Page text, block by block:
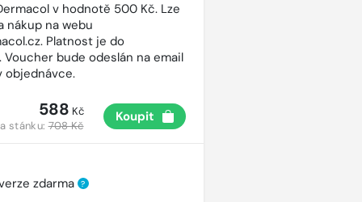
v hodnotě 500 Kč. Lze
nákup na webu
Platnost je do
Voucher bude odeslán na email
objednávce.
588 Kč
stánku:708 Kč
Koupit
zdarma ?